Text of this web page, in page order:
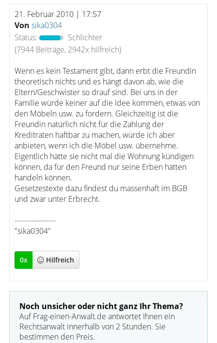
21. Februar 2010 | 17:57
Von sika0304
Status:
Schlichter
(7944 Beiträge, 2942x hilfreich)
Wenn es kein Testament gibt, dann erbt die Freundin
theoretisch nichts und es hängt davon ab, wie die
Eltern/Geschwister so drauf sind. Bei uns in der
Familie würde keiner auf die Idee kommen, etwas von
den Möbeln usw. zu fordern. Gleichzeitig ist die
Freundin natürlich nicht für die Zahlung der
Kreditraten haftbar zu machen, würde ich aber
anbieten, wenn ich die Möbel usw. übernehme.
Eigentlich hätte sie nicht mal die Wohnung kündigen
können, da für den Freund nur seine Erben hätten
handeln können.
Gesetzestexte dazu findest du massenhaft im BGB
und zwar unter Erbrecht.
-----------------
"sika0304"
0x Hilfreich
Noch unsicher oder nicht ganz Ihr Thema?
Auf Frag-einen-Anwalt.de antwortet Ihnen ein
Rechtsanwalt innerhalb von 2 Stunden. Sie
bestimmen den Preis.